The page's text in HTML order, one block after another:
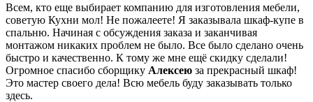
Всем, кто еще выбирает компанию для изготовления мебели,
советую Кухни мол! Не пожалеете! Я заказывала шкаф-купе в
спальню. Начиная с обсуждения заказа и заканчивая
монтажом никаких проблем не было. Все было сделано очень
быстро и качественно. К тому же мне ещё скидку сделали!
Огромное спасибо сборщику Алексею за прекрасный шкаф!
Это мастер своего дела! Всю мебель буду заказывать только
здесь.